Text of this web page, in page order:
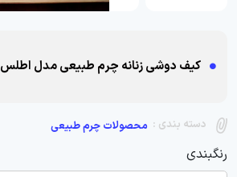
کیف دوشی زنانه چرم طبیعی مدل اطلس
دسته بندی : محصولات چرم طبیعی
رنگبندی